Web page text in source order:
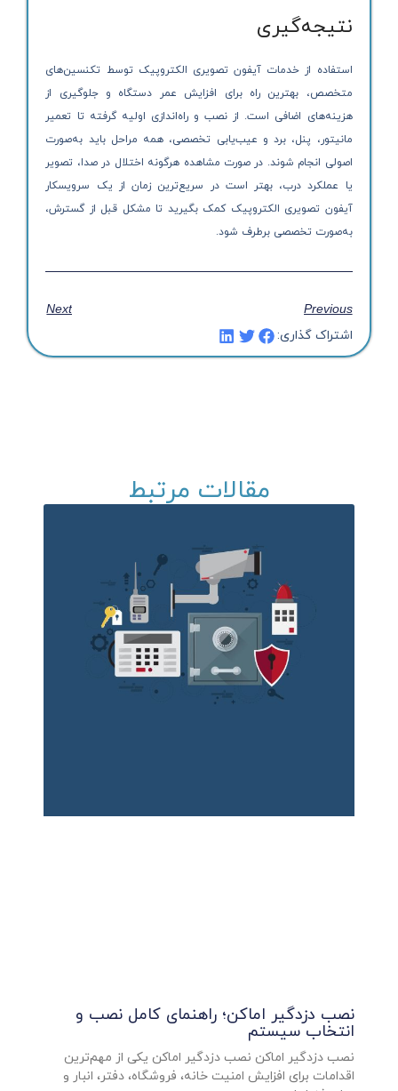
نتیجه‌گیری
استفاده از خدمات آیفون تصویری الکتروپیک توسط تکنسین‌های
متخصص، بهترین راه برای افزایش عمر دستگاه و جلوگیری از
هزینه‌های اضافی است. از نصب و راه‌اندازی اولیه گرفته تا تعمیر
مانیتور، پنل، برد و عیب‌یابی تخصصی، همه مراحل باید به‌صورت
اصولی انجام شوند. در صورت مشاهده هرگونه اختلال در صدا، تصویر
یا عملکرد درب، بهتر است در سریع‌ترین زمان از یک سرویسکار
آیفون تصویری الکتروپیک کمک بگیرید تا مشکل قبل از گسترش،
به‌صورت تخصصی برطرف شود.
Previous
Next
اشتراک گذاری:
مقالات مرتبط
نصب دزدگیر اماکن؛ راهنمای کامل نصب و
انتخاب سیستم
نصب دزدگیر اماکن نصب دزدگیر اماکن یکی از مهم‌ترین
اقدامات برای افزایش امنیت خانه، فروشگاه، دفتر، انبار و